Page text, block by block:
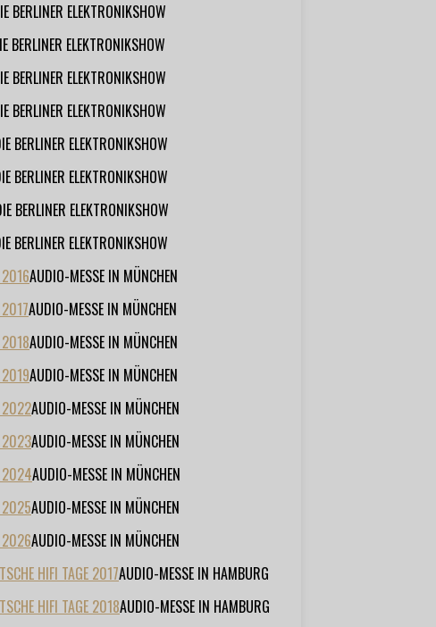
BERLINER ELEKTRONIKSHOW
BERLINER ELEKTRONIKSHOW
BERLINER ELEKTRONIKSHOW
BERLINER ELEKTRONIKSHOW
BERLINER ELEKTRONIKSHOW
BERLINER ELEKTRONIKSHOW
BERLINER ELEKTRONIKSHOW
BERLINER ELEKTRONIKSHOW
AUDIO-MESSE IN MÜNCHEN
AUDIO-MESSE IN MÜNCHEN
AUDIO-MESSE IN MÜNCHEN
AUDIO-MESSE IN MÜNCHEN
2022AUDIO-MESSE IN MÜNCHEN
2023AUDIO-MESSE IN MÜNCHEN
2024AUDIO-MESSE IN MÜNCHEN
2025AUDIO-MESSE IN MÜNCHEN
2026AUDIO-MESSE IN MÜNCHEN
HIFI TAGE 2017AUDIO-MESSE IN HAMBURG
HIFI TAGE 2018AUDIO-MESSE IN HAMBURG